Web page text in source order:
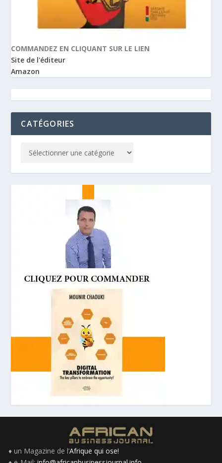
COMMANDEZ EN CLIQUANT SUR LE LIEN
Site de l'éditeur
Amazon
CATÉGORIES
♦ un Magazine de l’Afrique qui ose!